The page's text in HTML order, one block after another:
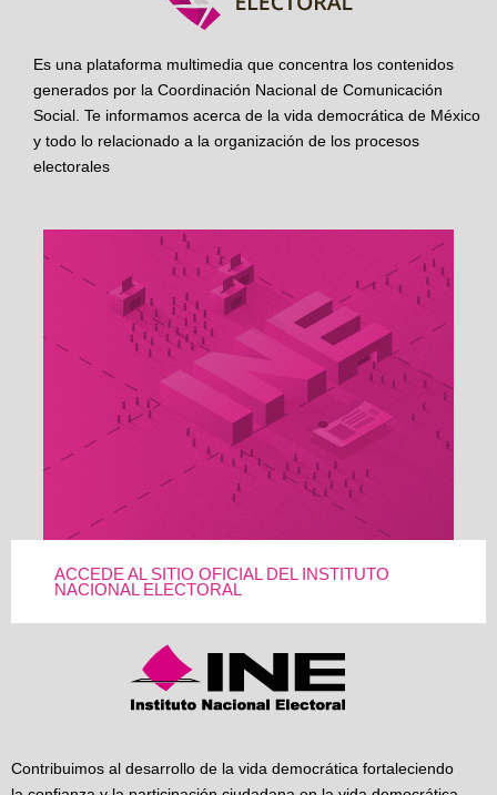
Es una plataforma multimedia que concentra los contenidos
generados por la Coordinación Nacional de Comunicación
Social. Te informamos acerca de la vida democrática de México
y todo lo relacionado a la organización de los procesos
electorales
ACCEDE AL SITIO OFICIAL DEL INSTITUTO
NACIONAL ELECTORAL
Contribuimos al desarrollo de la vida democrática fortaleciendo